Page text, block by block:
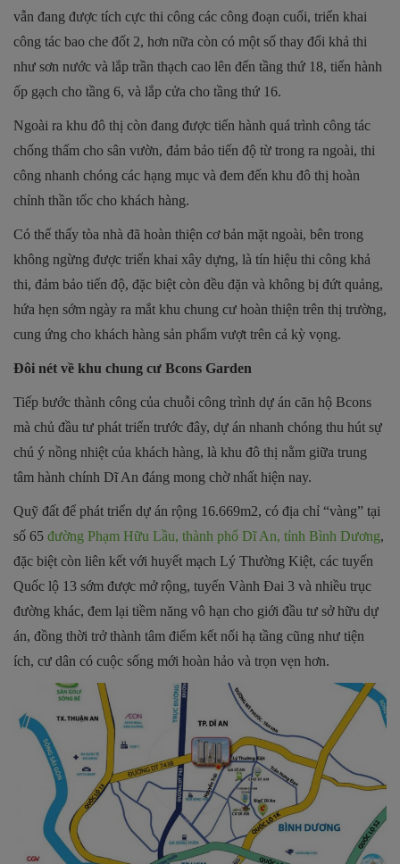
vẫn đang được tích cực thi công các công đoạn cuối, triển khai
công tác bao che đốt 2, hơn nữa còn có một số thay đổi khả thi
như sơn nước và lắp trần thạch cao lên đến tầng thứ 18, tiến hành
ốp gạch cho tầng 6, và lắp cửa cho tầng thứ 16.
Ngoài ra khu đô thị còn đang được tiến hành quá trình công tác
chống thấm cho sân vườn, đảm bảo tiến độ từ trong ra ngoài, thi
công nhanh chóng các hạng mục và đem đến khu đô thị hoàn
chỉnh thần tốc cho khách hàng.
Có thể thấy tòa nhà đã hoàn thiện cơ bản mặt ngoài, bên trong
không ngừng được triển khai xây dựng, là tín hiệu thi công khả
thi, đảm bảo tiến độ, đặc biệt còn đều đặn và không bị đứt quảng,
hứa hẹn sớm ngày ra mắt khu chung cư hoàn thiện trên thị trường,
cung ứng cho khách hàng sản phẩm vượt trên cả kỳ vọng.
Đôi nét về khu chung cư Bcons Garden
Tiếp bước thành công của chuỗi công trình dự án căn hộ Bcons
mà chủ đầu tư phát triển trước đây, dự án nhanh chóng thu hút sự
chú ý nồng nhiệt của khách hàng, là khu đô thị nằm giữa trung
tâm hành chính Dĩ An đáng mong chờ nhất hiện nay.
Quỹ đất để phát triển dự án rộng 16.669m2, có địa chỉ “vàng” tại
số 65 đường Phạm Hữu Lầu, thành phố Dĩ An, tỉnh Bình Dương,
đặc biệt còn liên kết với huyết mạch Lý Thường Kiệt, các tuyến
Quốc lộ 13 sớm được mở rộng, tuyến Vành Đai 3 và nhiều trục
đường khác, đem lại tiềm năng vô hạn cho giới đầu tư sở hữu dự
án, đồng thời trở thành tâm điểm kết nối hạ tầng cũng như tiện
ích, cư dân có cuộc sống mới hoàn hảo và trọn vẹn hơn.